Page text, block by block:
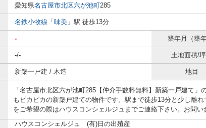
愛知県名古屋市北区六が池町285
名鉄小牧線 「 味美 」駅 徒歩13分
- 築年月（築
-/- 土地面積/
新築一戸建 / 木造 地目
「名古屋市北区六が池町285【仲介手数料無料】新築一戸建て
もピカピカの新築戸建ての物件です。駅まで徒歩13分と少し離
をご希望の際はハウスコンシェルジュまでご連絡下さい。お問い
ハウスコンシェルジュ (有)日の出殖産